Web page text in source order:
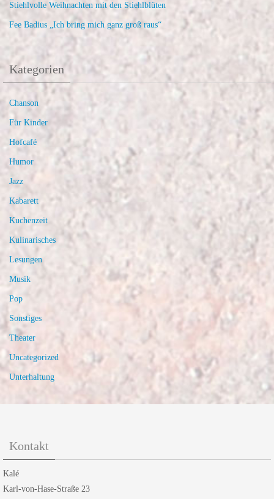
Stiehlvolle Weihnachten mit den Stiehlblüten
Fee Badius „Ich bring mich ganz groß raus“
Kategorien
Chanson
Für Kinder
Hofcafé
Humor
Jazz
Kabarett
Kuchenzeit
Kulinarisches
Lesungen
Musik
Pop
Sonstiges
Theater
Uncategorized
Unterhaltung
Kontakt
Kalé
Karl-von-Hase-Straße 23